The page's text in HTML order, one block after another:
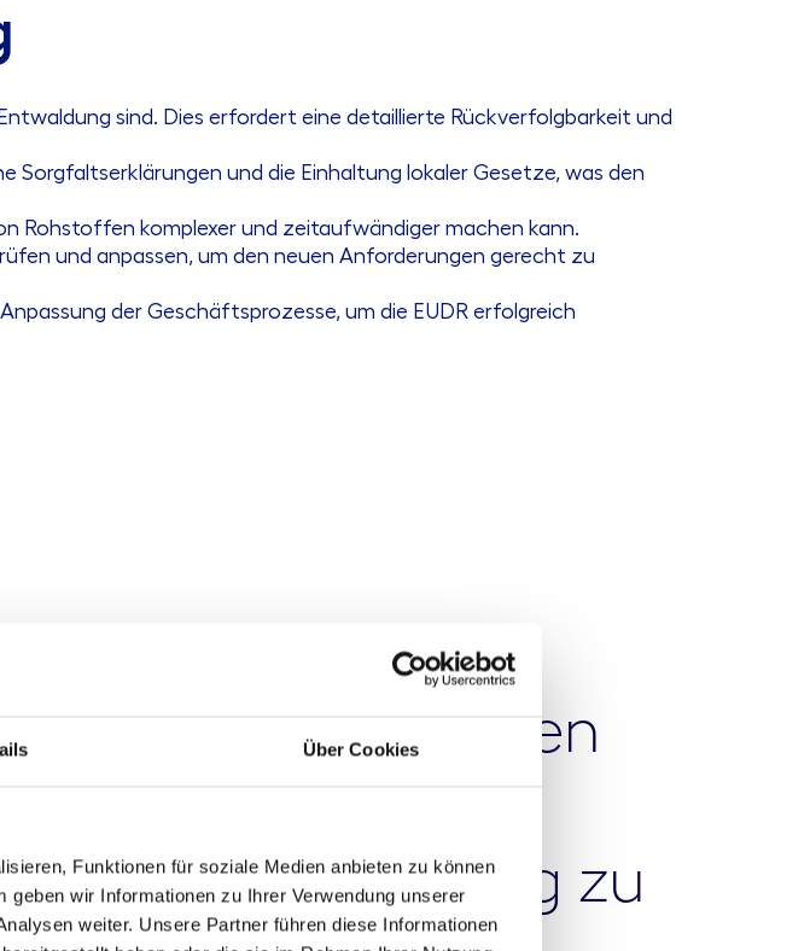
Über Cookies
Funktionen für soziale Medien anbieten zu können
wir Informationen zu Ihrer Verwendung unserer
weiter. Unsere Partner führen diese Informationen
sind. Dies erfordert eine detaillierte Rückverfolgbarkeit und
Sorgfaltserklärungen und die Einhaltung lokaler Gesetze, was den
Rohstoffen komplexer und zeitaufwändiger machen kann.
und anpassen, um den neuen Anforderungen gerecht zu
der Geschäftsprozesse, um die EUDR erfolgreich
maßgeschneiderten
helfen, die
zu